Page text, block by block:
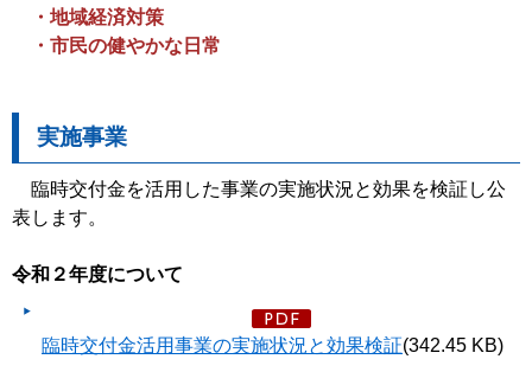
・地域経済対策
・市民の健やかな日常
実施事業
臨時交付金を活用した事業の実施状況と効果を検証し公
表します。
令和２年度について
臨時交付金活用事業の実施状況と効果検証(342.45 KB)